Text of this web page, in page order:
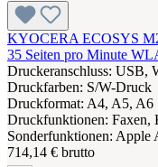
KYOCERA ECOSYS
35 Seiten pro Minute
Druckeranschluss:
Druckfarben: S/W-Druck
Druckformat: A4, A5, A6
Druckfunktionen: Faxen,
Sonderfunktionen: Apple
714,14 € brutto